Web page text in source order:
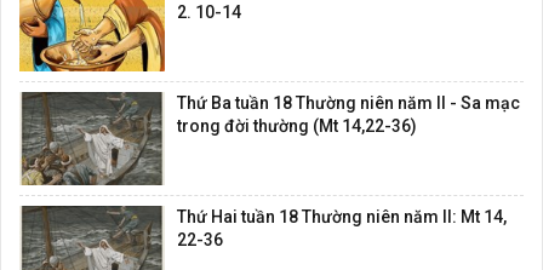
2. 10-14
Thứ Ba tuần 18 Thường niên năm II - Sa mạc
trong đời thường (Mt 14,22-36)
Thứ Hai tuần 18 Thường niên năm II: Mt 14,
22-36